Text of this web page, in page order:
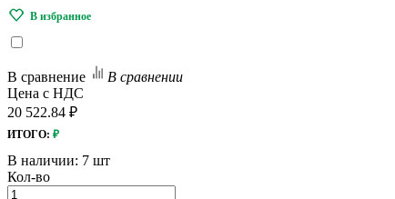
В сравнение
В сравнении
Цена с НДС
20 522.84 ₽
ИТОГО: ₽
В наличии: 7 шт
Кол-во